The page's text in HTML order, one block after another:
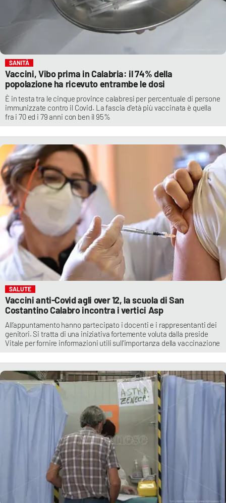
SANITÀ
Vaccini, Vibo prima in Calabria: il 74% della
popolazione ha ricevuto entrambe le dosi
È in testa tra le cinque province calabresi per percentuale di persone
immunizzate contro il Covid. La fascia d'età più vaccinata è quella
fra i 70 ed i 79 anni con ben il 95%
SALUTE
Vaccini anti-Covid agli over 12, la scuola di San
Costantino Calabro incontra i vertici Asp
All’appuntamento hanno partecipato i docenti e i rappresentanti dei
genitori. Si tratta di una iniziativa fortemente voluta dalla preside
Vitale per fornire informazioni utili sull'importanza della vaccinazione